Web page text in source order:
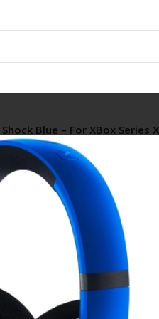
Blue – For XBox Series